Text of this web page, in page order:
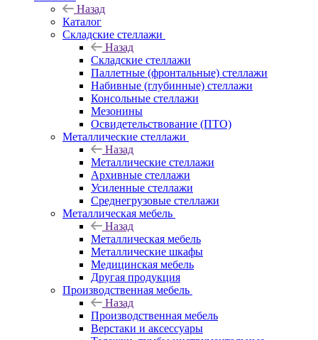
Назад
Каталог
Складские стеллажи
Назад
Складские стеллажи
Паллетные (фронтальные) стеллажи
Набивные (глубинные) стеллажи
Консольные стеллажи
Мезонины
Освидетельствование (ПТО)
Металлические стеллажи
Назад
Металлические стеллажи
Архивные стеллажи
Усиленные стеллажи
Среднегрузовые стеллажи
Металлическая мебель
Назад
Металлическая мебель
Металлические шкафы
Медицинская мебель
Другая продукция
Производственная мебель
Назад
Производственная мебель
Верстаки и аксессуары